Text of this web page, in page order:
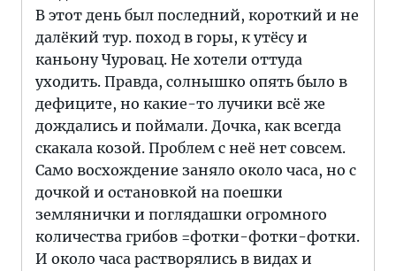
В этот день был последний, короткий и не
далёкий тур. поход в горы, к утёсу и
каньону Чуровац. Не хотели оттуда
уходить. Правда, солнышко опять было в
дефиците, но какие-то лучики всё же
дождались и поймали. Дочка, как всегда
скакала козой. Проблем с неё нет совсем.
Само восхождение заняло около часа, но с
дочкой и остановкой на поешки
землянички и поглядашки огромного
количества грибов =фотки-фотки-фотки.
И около часа растворялись в видах и